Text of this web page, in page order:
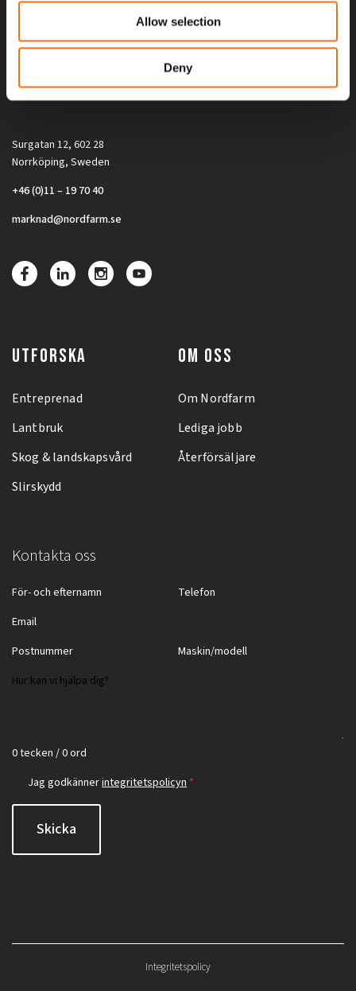
Allow selection
Deny
Alla priser på tillbehör och tillval gäller vid köp av ny maskin. Priserna
gäller inte vid köp av enskild produkt, till exempel
Surgatan 12, 602 28
Norrköping, Sweden
+46 (0)11 – 19 70 40
marknad@nordfarm.se
UTFORSKA
Entreprenad
Lantbruk
Skog & landskapsvård
Slirskydd
OM OSS
Om Nordfarm
Lediga jobb
Återförsäljare
Kontakta oss
0 tecken / 0 ord
Jag godkännerintegritetspolicyn *
Skicka
Integritetspolicy